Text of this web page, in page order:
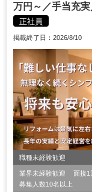
万円～／手当充
正社員
掲載終了日：2026/8/10
職種未経験歓迎
業界未経験歓迎 面接1
募集人数10名以上